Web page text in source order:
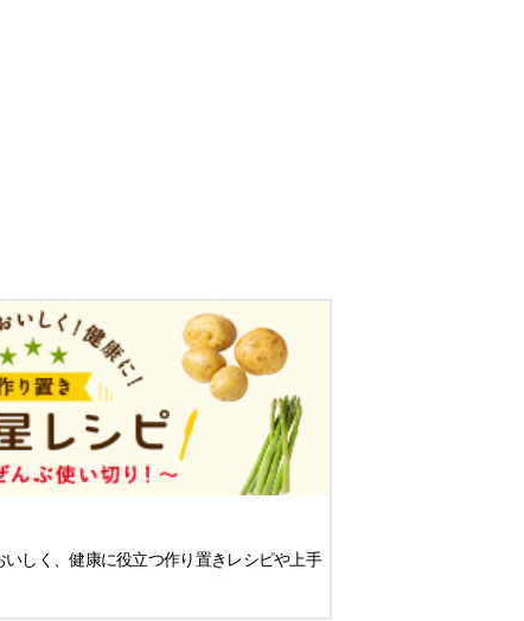
しく、健康に役立つ作り置きレシピや上手